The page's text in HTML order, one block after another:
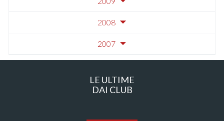
2008
2007
LE ULTIME
DAI CLUB